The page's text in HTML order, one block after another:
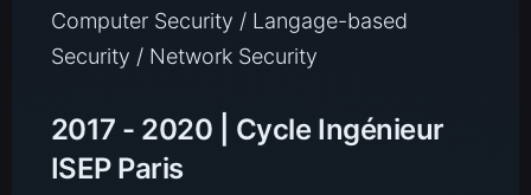
Computer Security / Langage-based
Security / Network Security
2017 - 2020 | Cycle Ingénieur
ISEP Paris